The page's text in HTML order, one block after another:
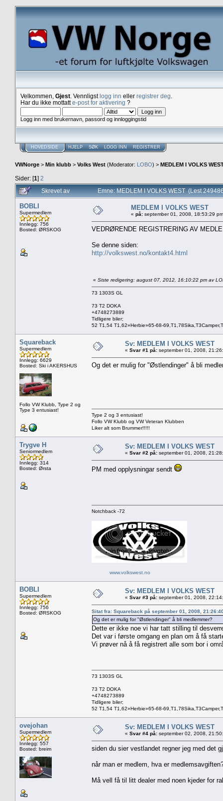
Velkommen, Gjest . Vennligstlogg inn eller registrer deg
Har du ikke mottatte-post for aktivering ?
Logg inn med brukernavn, passord og innloggingstid
HOVEDSIDE HJELP SØK LOGG INN REGISTRER
VWNorge > Min klubb > Volks West (Moderator: LOBO) > MEDLEM I VOLKS
Sider: [1] 2
Skrevet av
Emne: MEDLEM I VOLKS WEST (Lest
BOBLI
Supermedlem
Innlegg: 756
Bosted: ØRSKOG
MEDLEM I VOLKS WEST
« på: september 01, 2008, 18:53:29
VEDRØRENDE REGISTRERING AV
Se denne siden:
http://volkswest.no/kontakt4.html
« Siste redigering: august 07, 2012, 16:10:22 pm av
73 1303S GL
73 T2 DOKA
+4748273889
Tidligere biler;
52 T1,54 T1,62»Herbie»65-68-
Squareback
Supermedlem
Innlegg: 6629
Bosted: Ski i AKERSHUS
Follo VW Klubb, Type 2 og
Type 3 entusiast!
Sv: MEDLEM I VOLKS WEST
« Svar #1 på: september 01, 2008,
Og det er mulig for "Østlendinger" å bli
Type 2 og 3 entusiast!
Follo VW Klubb og VW Veteran Klubben
Liker alt som Brummer!!!!!
Trygve H
Seniormedlem
Innlegg: 314
Bosted: Ørsta
Sv: MEDLEM I VOLKS WEST
« Svar #2 på: september 01, 2008,
PM med opplysningar sendt
Notchback -72
www.volkswest.no
BOBLI
Supermedlem
Innlegg: 756
Bosted: ØRSKOG
Sv: MEDLEM I VOLKS WEST
« Svar #3 på: september 01, 2008,
Sitat fra: Squareback på september 01, 2008,
Og det er mulig for "Østlendinger" å bli medlemmer?
Dette er ikke noe vi har tatt stilling til
Det var i første omgang en plan om å få
Vi prøver nå å få registrert alle som bor i
73 1303S GL
73 T2 DOKA
+4748273889
Tidligere biler;
52 T1,54 T1,62»Herbie»65-68-
ovejohan
Supermedlem
Innlegg: 557
Bosted: breim
Sv: MEDLEM I VOLKS WEST
« Svar #4 på: september 02, 2008,
siden du sier vestlandet regner jeg med det
når man er medlem, hva er
Må vell få til litt dealer med noen kjeder for